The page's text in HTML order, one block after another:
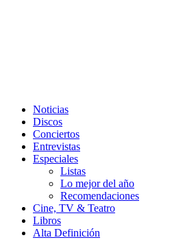
Noticias
Discos
Conciertos
Entrevistas
Especiales
Listas
Lo mejor del año
Recomendaciones
Cine, TV & Teatro
Libros
Alta Definición